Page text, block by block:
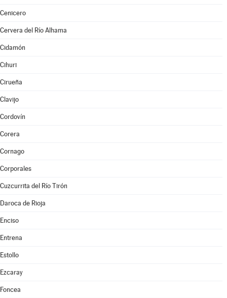
Cenicero
Cervera del Río Alhama
Cidamón
Cihuri
Cirueña
Clavijo
Cordovín
Corera
Cornago
Corporales
Cuzcurrita del Río Tirón
Daroca de Rioja
Enciso
Entrena
Estollo
Ezcaray
Foncea